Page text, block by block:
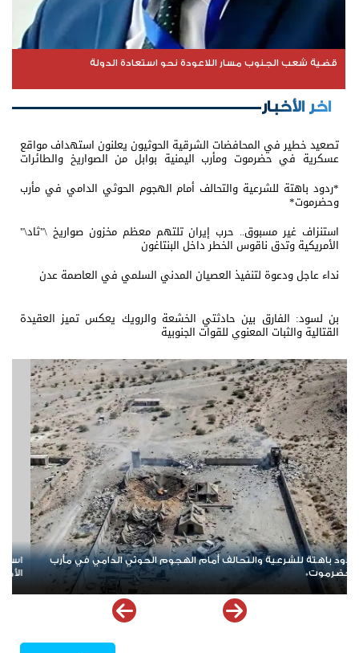
قضية شعب الجنوب مسار اللاعودة نحو استعادة الدولة
اخر الأخبار
تصعيد خطير في المحافضات الشرقية الحوثيون يعلنون استهداف مواقع
عسكرية في حضرموت ومأرب اليمنية بوابل من الصواريخ والطائرات
*ردود باهتة للشرعية والتحالف أمام الهجوم الحوثي الدامي في مأرب
وحضرموت*
استنزاف غير مسبوق.. حرب إيران تلتهم معظم مخزون صواريخ \"ثاد\"
الأمريكية وتدق ناقوس الخطر داخل البنتاغون
نداء عاجل ودعوة لتنفيذ العصيان المدني السلمي في العاصمة عدن
بن لسود: الفارق بين حادثتي الخشعة والرويك يعكس تميز العقيدة
القتالية والثبات المعنوي للقوات الجنوبية
استنزاف غير مسبوق.. حرب إيران تلتهم معظم مخزون صواريخ \"ثاد\"
الأمريكية وتدق ناقوس الخطر داخل البنتاغون